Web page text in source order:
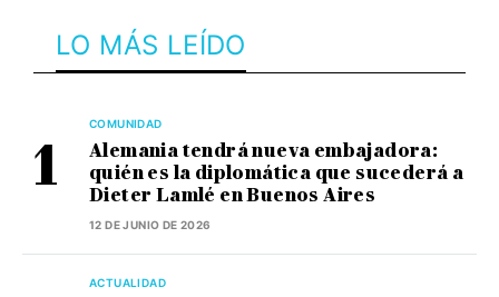
LO MÁS LEÍDO
COMUNIDAD
Alemania tendrá nueva embajadora:
quién es la diplomática que sucederá a
Dieter Lamlé en Buenos Aires
12 DE JUNIO DE 2026
ACTUALIDAD